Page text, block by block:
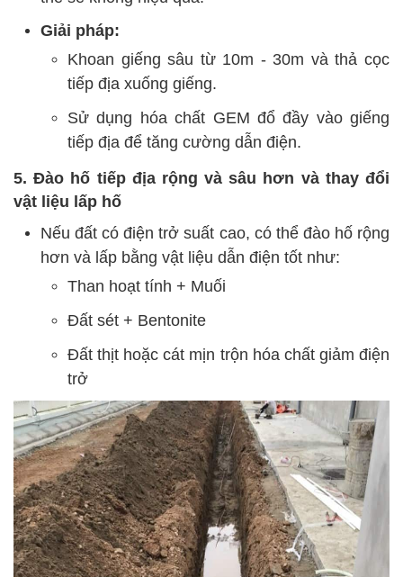
Giải pháp:
Khoan giếng sâu từ 10m - 30m và thả cọc
tiếp địa xuống giếng.
Sử dụng hóa chất GEM đổ đầy vào giếng
tiếp địa để tăng cường dẫn điện.
5. Đào hố tiếp địa rộng và sâu hơn và thay đổi
vật liệu lấp hố
Nếu đất có điện trở suất cao, có thể đào hố rộng
hơn và lấp bằng vật liệu dẫn điện tốt như:
Than hoạt tính + Muối
Đất sét + Bentonite
Đất thịt hoặc cát mịn trộn hóa chất giảm điện
trở